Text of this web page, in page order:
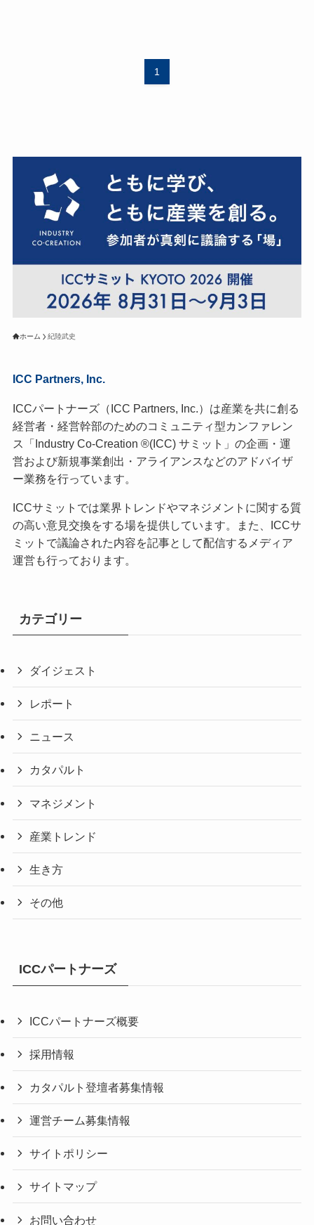
1
ホーム 紀陸武史
ICC Partners, Inc.
ICCパートナーズ（ICC Partners, Inc.）は産業を共に創る
経営者・経営幹部のためのコミュニティ型カンファレン
ス「Industry Co-Creation ®(ICC) サミット」の企画・運
営および新規事業創出・アライアンスなどのアドバイザ
ー業務を行っています。
ICCサミットでは業界トレンドやマネジメントに関する質
の高い意見交換をする場を提供しています。また、ICCサ
ミットで議論された内容を記事として配信するメディア
運営も行っております。
カテゴリー
ダイジェスト
レポート
ニュース
カタパルト
マネジメント
産業トレンド
生き方
その他
ICCパートナーズ
ICCパートナーズ概要
採用情報
カタパルト登壇者募集情報
運営チーム募集情報
サイトポリシー
サイトマップ
お問い合わせ